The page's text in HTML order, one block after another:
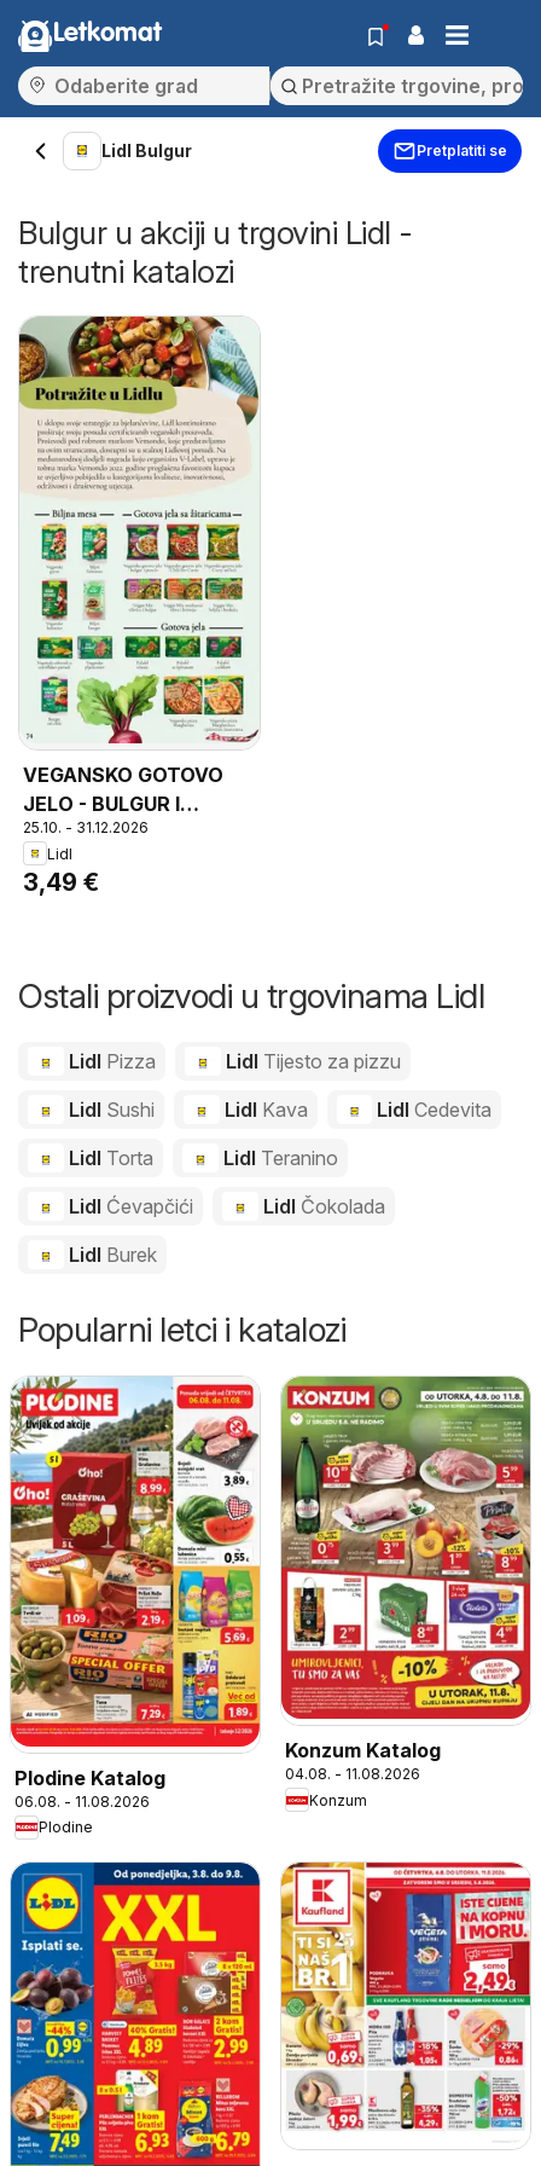
Letkomat
Lidl Bulgur Pretplatiti se
Bulgur u akciji u trgovini Lidl -
trenutni katalozi
VEGANSKO GOTOVO
JELO - BULGUR I
POVRĆE, Vegansko
gotovo jelo - bulgur i
povrće
25.10. - 31.12.2026
Lidl
3,49 €
Ostali proizvodi u trgovinama Lidl
Lidl Pizza Lidl Tijesto za pizzu
Lidl Sushi Lidl Kava LidlCedevita
Lidl Torta Lidl Teranino
Lidl Ćevapčići Lidl Čokolada
Lidl Burek
Popularni letci i katalozi
Plodine Katalog
06.08. - 11.08.2026
Plodine
Konzum Katalog
04.08. - 11.08.2026
Konzum